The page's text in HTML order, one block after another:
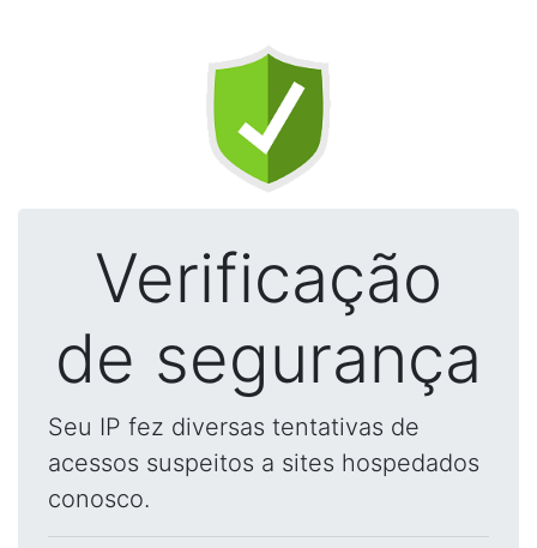
Verificação
de segurança
Seu IP fez diversas tentativas de
acessos suspeitos a sites hospedados
conosco.